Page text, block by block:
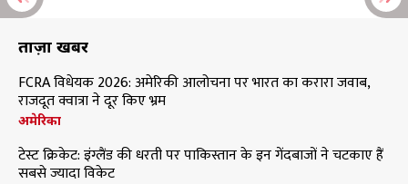
ताज़ा खबरें
FCRA विधेयक 2026: अमेरिकी आलोचना पर भारत का करारा जवाब,
राजदूत क्वात्रा ने दूर किए भ्रम
अमेरिका
टेस्ट क्रिकेट: इंग्लैंड की धरती पर पाकिस्तान के इन गेंदबाजों ने चटकाए हैं
सबसे ज्यादा विकेट